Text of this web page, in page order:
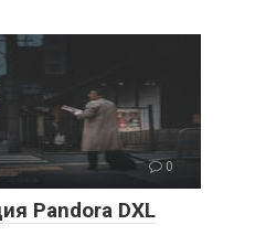
0
Pandora DXL